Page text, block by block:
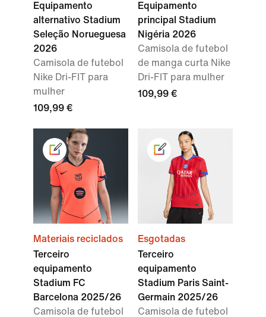
Equipamento
alternativo Stadium
Seleção Norueguesa
2026
Camisola de futebol
Nike Dri-FIT para
mulher
109,99 €
Equipamento
principal Stadium
Nigéria 2026
Camisola de futebol
de manga curta Nike
Dri-FIT para mulher
109,99 €
Materiais reciclados
Terceiro
equipamento
Stadium FC
Barcelona 2025/26
Camisola de futebol
Esgotadas
Terceiro
equipamento
Stadium Paris Saint-
Germain 2025/26
Camisola de futebol